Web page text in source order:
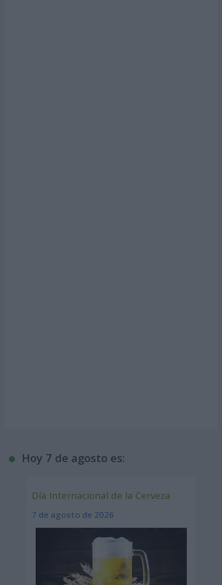
Hoy 7 de agosto es:
Día Internacional de la Cerveza
7 de agosto de 2026